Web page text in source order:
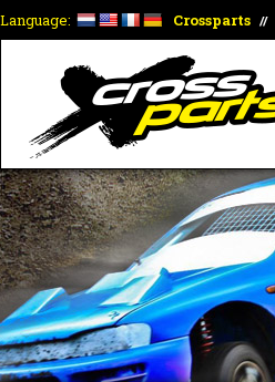
Language: Crossparts //